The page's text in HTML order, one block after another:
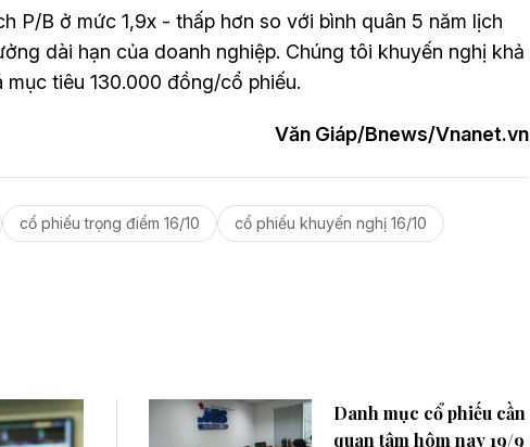
P/B ở mức 1,9x - thấp hơn so với bình quân 5 năm lịch
dài hạn của doanh nghiệp. Chúng tôi khuyến nghị khả
tiêu 130.000 đồng/cổ phiếu.
Văn Giáp/Bnews/Vnanet.vn
cổ phiếu trọng điểm 16/10
cổ phiếu khuyến nghị 16/10
Danh mục cổ phiếu cần
quan tâm hôm nay 19/9